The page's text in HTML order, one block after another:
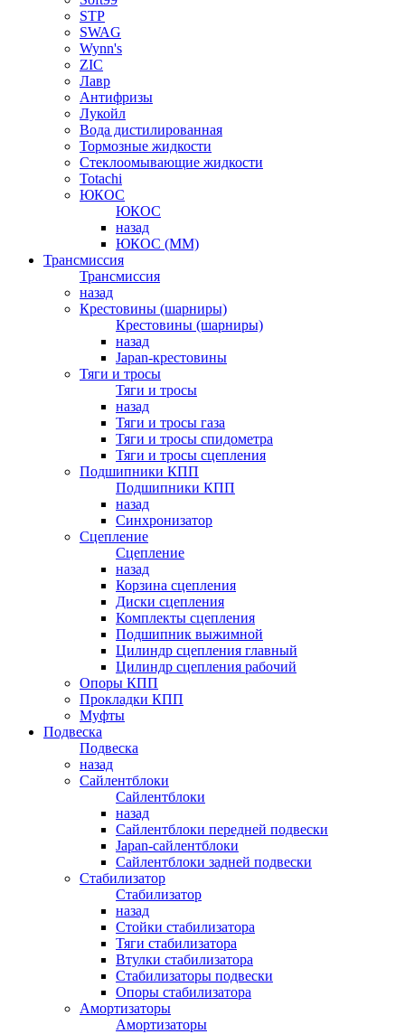
STP
SWAG
Wynn's
ZIC
Лавр
Антифризы
Лукойл
Вода дистилированная
Тормозные жидкости
Стеклоомывающие жидкости
Totachi
ЮКОС
ЮКОС
назад
ЮКОС (ММ)
Трансмиссия
Трансмиссия
назад
Крестовины (шарниры)
Крестовины (шарниры)
назад
Japan-крестовины
Тяги и тросы
Тяги и тросы
назад
Тяги и тросы газа
Тяги и тросы спидометра
Тяги и тросы сцепления
Подшипники КПП
Подшипники КПП
назад
Синхронизатор
Сцепление
Сцепление
назад
Корзина сцепления
Диски сцепления
Комплекты сцепления
Подшипник выжимной
Цилиндр сцепления главный
Цилиндр сцепления рабочий
Опоры КПП
Прокладки КПП
Муфты
Подвеска
Подвеска
назад
Сайлентблоки
Сайлентблоки
назад
Сайлентблоки передней подвески
Japan-сайлентблоки
Сайлентблоки задней подвески
Стабилизатор
Стабилизатор
назад
Стойки стабилизатора
Тяги стабилизатора
Втулки стабилизатора
Стабилизаторы подвески
Опоры стабилизатора
Амортизаторы
Амортизаторы